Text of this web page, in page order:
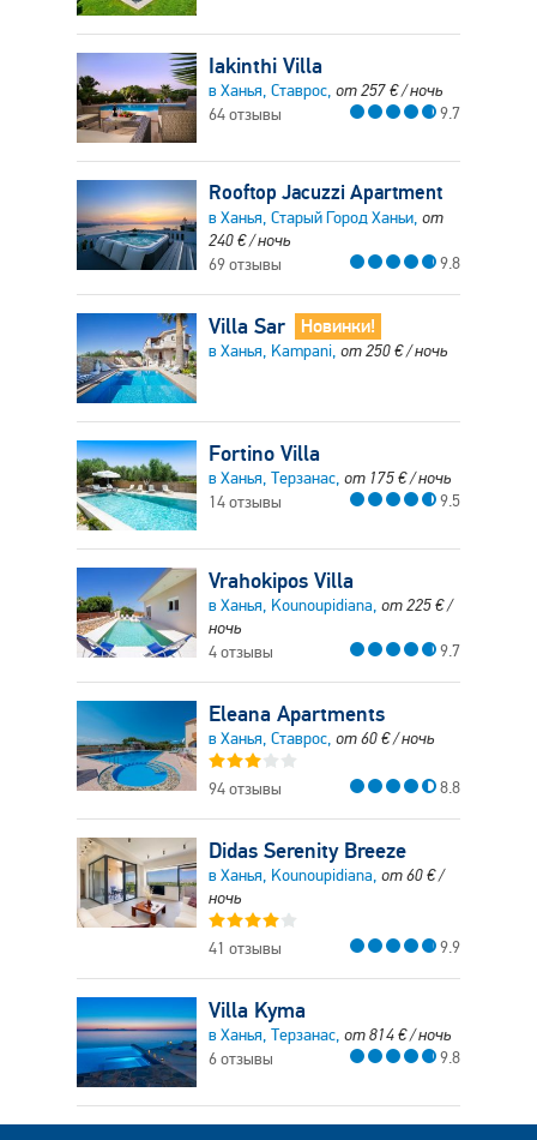
Iakinthi Villa
в Ханья, Ставрос, от257€/ ночь
64 отзывы
9.7
Rooftop Jacuzzi Apartment
в Ханья, Старый Город Ханьи, от
240€/ ночь
69 отзывы
9.8
Villa Sar Новинки!
в Ханья, Kampani, от250€/ ночь
Fortino Villa
в Ханья, Терзанас, от 175€/ ночь
14 отзывы
9.5
Vrahokipos Villa
в Ханья, Kounoupidiana, от225€/
ночь
4 отзывы
9.7
Eleana Apartments
в Ханья, Ставрос, от60€/ ночь
94 отзывы 8.8
Didas Serenity Breeze
в Ханья, Kounoupidiana, от60€/
ночь
41 отзывы 9.9
Villa Kyma
в Ханья, Терзанас, от814€/ ночь
6 отзывы
9.8